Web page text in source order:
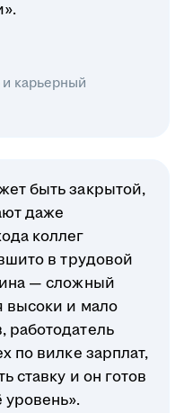
карьерный
быть закрытой,
даже
коллег
в трудовой
— сложный
высоки и мало
работодатель
по вилке зарплат,
ставку и он готов